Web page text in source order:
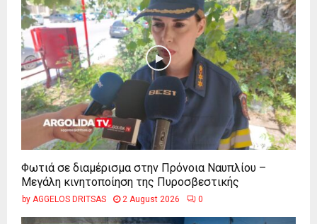
Φωτιά σε διαμέρισμα στην Πρόνοια Ναυπλίου –
Μεγάλη κινητοποίηση της Πυροσβεστικής
by AGGELOS DRITSAS 2 August 2026 0